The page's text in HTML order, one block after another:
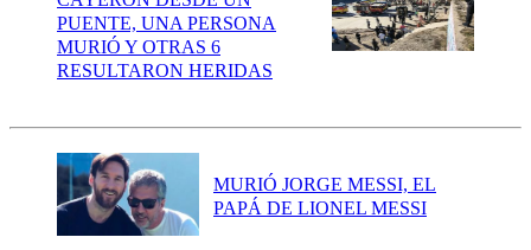
PUENTE, UNA PERSONA
MURIÓ Y OTRAS 6
RESULTARON HERIDAS
MURIÓ JORGE MESSI, EL
PAPÁ DE LIONEL MESSI